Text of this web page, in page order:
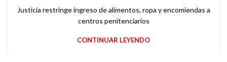
Justicia restringe ingreso de alimentos, ropa y encomiendas a
centros penitenciarios
CONTINUAR LEYENDO